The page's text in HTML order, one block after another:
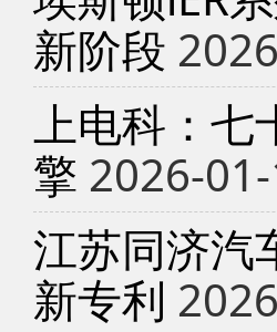
新阶段
上电科：七
擎 2026-
江苏同济汽
新专利